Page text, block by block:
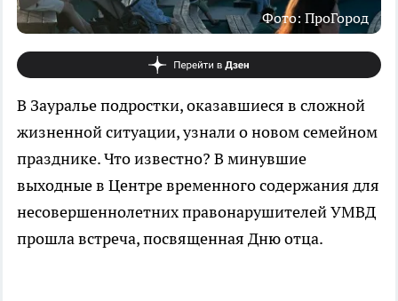
Фото: ПроГород
В Зауралье подростки, оказавшиеся в сложной
жизненной ситуации, узнали о новом семейном
празднике. Что известно? В минувшие
выходные в Центре временного содержания для
несовершеннолетних правонарушителей УМВД
прошла встреча, посвященная Дню отца.